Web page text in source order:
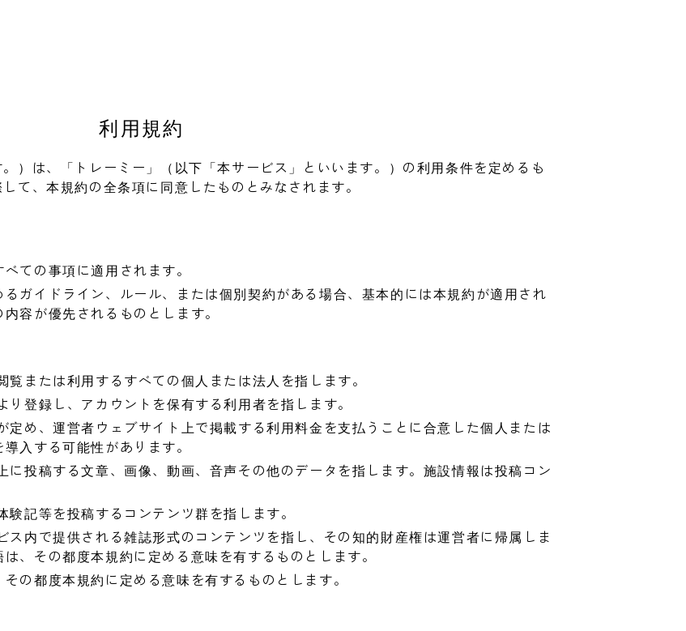
利用規約
）は、「トレーミー」（以下「本サービス」といいます。）の利用条件を定めるも
て、本規約の全条項に同意したものとみなされます。
ての事項に適用されます。
ガイドライン、ルール、または個別契約がある場合、基本的には本規約が適用され
容が優先されるものとします。
覧または利用するすべての個人または法人を指します。
り登録し、アカウントを保有する利用者を指します。
定め、運営者ウェブサイト上で掲載する利用料金を支払うことに合意した個人または
入する可能性があります。
に投稿する文章、画像、動画、音声その他のデータを指します。施設情報は投稿コン
記等を投稿するコンテンツ群を指します。
ス内で提供される雑誌形式のコンテンツを指し、その知的財産権は運営者に帰属しま
、その都度本規約に定める意味を有するものとします。
の都度本規約に定める意味を有するものとします。